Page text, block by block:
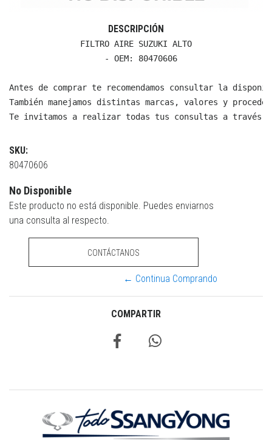
DESCRIPCIÓN
FILTRO AIRE SUZUKI ALTO
  - OEM: 80470606
Antes de comprar te recomendamos consultar la
También manejamos distintas marcas, valores y
Te invitamos a realizar todas tus consultas a través
SKU:
80470606
No Disponible
Este producto no está disponible. Puedes enviarnos
una consulta al respecto.
CONTÁCTANOS
← Continua Comprando
COMPARTIR